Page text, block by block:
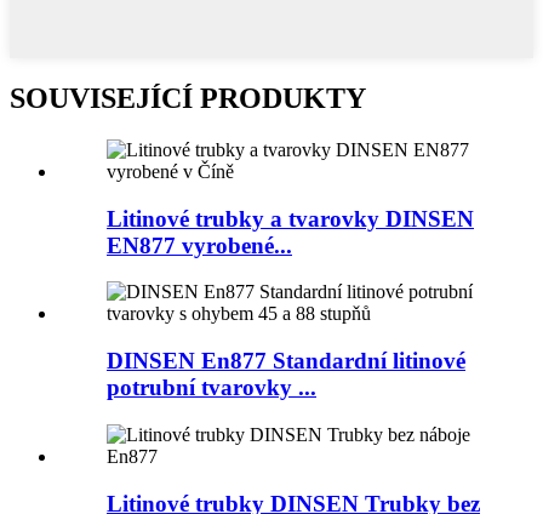
SOUVISEJÍCÍ PRODUKTY
Litinové trubky a tvarovky DINSEN
EN877 vyrobené...
DINSEN En877 Standardní litinové
potrubní tvarovky ...
Litinové trubky DINSEN Trubky bez